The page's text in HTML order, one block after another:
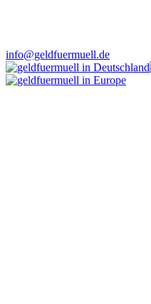
info@geldfuermuell.de